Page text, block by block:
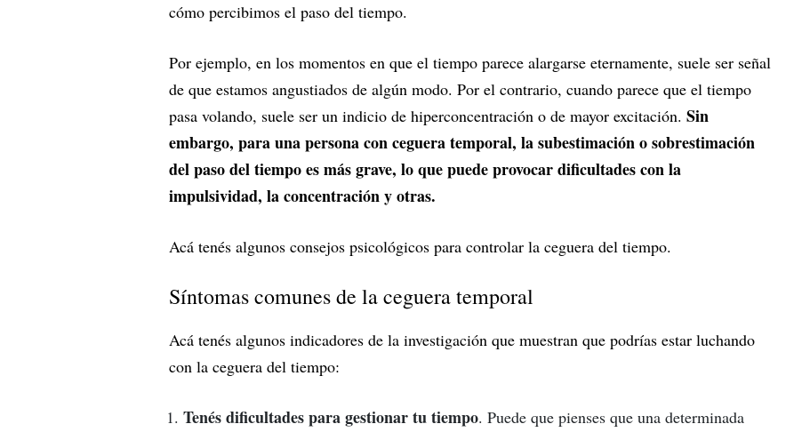
cómo percibimos el paso del tiempo.
Por ejemplo, en los momentos en que el tiempo parece alargarse eternamente, suele ser señal
de que estamos angustiados de algún modo. Por el contrario, cuando parece que el tiempo
pasa volando, suele ser un indicio de hiperconcentración o de mayor excitación. Sin
embargo, para una persona con ceguera temporal, la subestimación o sobrestimación
del paso del tiempo es más grave, lo que puede provocar dificultades con la
impulsividad, la concentración y otras.
Acá tenés algunos consejos psicológicos para controlar la ceguera del tiempo.
Síntomas comunes de la ceguera temporal
Acá tenés algunos indicadores de la investigación que muestran que podrías estar luchando
con la ceguera del tiempo:
Tenés dificultades para gestionar tu tiempo. Puede que pienses que una determinada